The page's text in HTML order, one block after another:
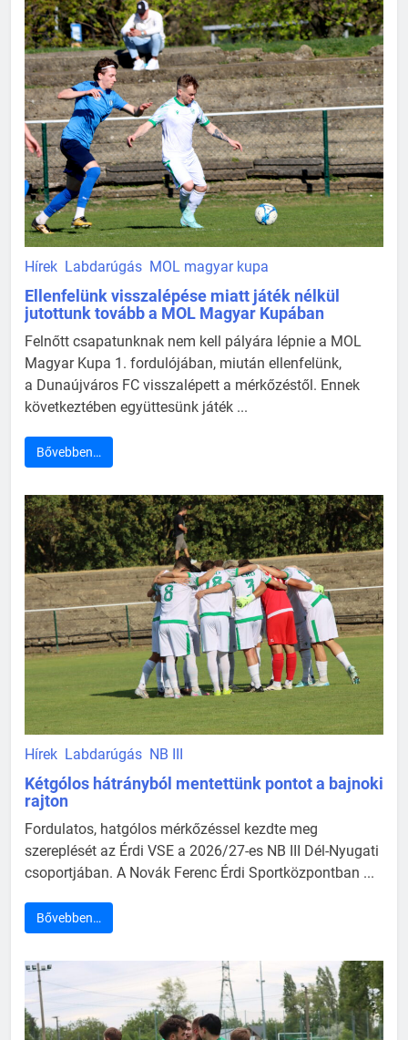
Hírek Labdarúgás MOL magyar kupa
Ellenfelünk visszalépése miatt játék nélkül
jutottunk tovább a MOL Magyar Kupában
Felnőtt csapatunknak nem kell pályára lépnie a MOL
Magyar Kupa 1. fordulójában, miután ellenfelünk,
a Dunaújváros FC visszalépett a mérkőzéstől. Ennek
következtében együttesünk játék ...
Bővebben…
Hírek Labdarúgás NB III
Kétgólos hátrányból mentettünk pontot a bajnoki
rajton
Fordulatos, hatgólos mérkőzéssel kezdte meg
szereplését az Érdi VSE a 2026/27-es NB III Dél-Nyugati
csoportjában. A Novák Ferenc Érdi Sportközpontban ...
Bővebben…